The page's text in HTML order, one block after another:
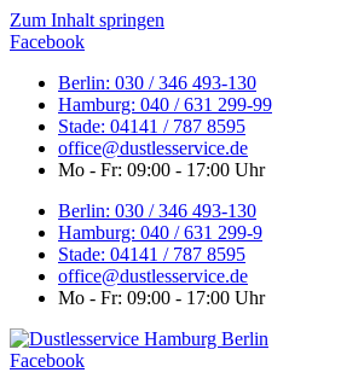
Zum Inhalt springen
Facebook
Berlin: 030 / 346 493-130
Hamburg: 040 / 631 299-99
Stade: 04141 / 787 8595
office@dustlesservice.de
Mo - Fr: 09:00 - 17:00 Uhr
Berlin: 030 / 346 493-130
Hamburg: 040 / 631 299-9
Stade: 04141 / 787 8595
office@dustlesservice.de
Mo - Fr: 09:00 - 17:00 Uhr
Facebook